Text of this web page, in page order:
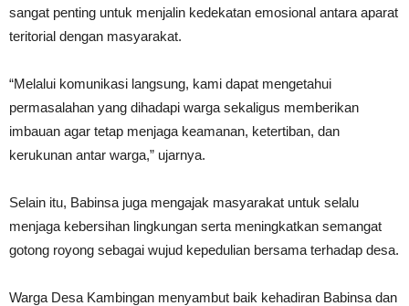
sangat penting untuk menjalin kedekatan emosional antara aparat
teritorial dengan masyarakat.
“Melalui komunikasi langsung, kami dapat mengetahui
permasalahan yang dihadapi warga sekaligus memberikan
imbauan agar tetap menjaga keamanan, ketertiban, dan
kerukunan antar warga,” ujarnya.
Selain itu, Babinsa juga mengajak masyarakat untuk selalu
menjaga kebersihan lingkungan serta meningkatkan semangat
gotong royong sebagai wujud kepedulian bersama terhadap desa.
Warga Desa Kambingan menyambut baik kehadiran Babinsa dan